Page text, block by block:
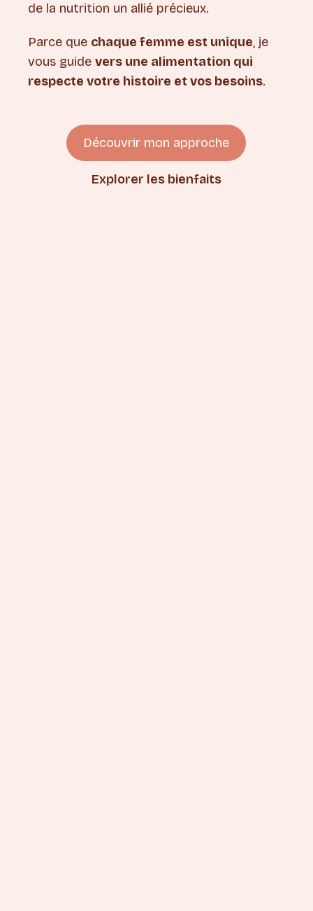
de la nutrition un allié précieux.
Parce que chaque femme est unique, je
vous guide vers une alimentation qui
respecte votre histoire et vos besoins.
Découvrir mon approche
Explorer les bienfaits